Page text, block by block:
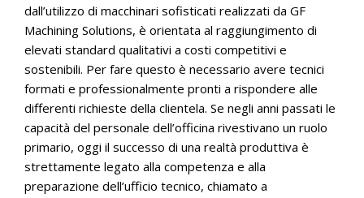
dall’utilizzo di macchinari sofisticati realizzati da GF
Machining Solutions, è orientata al raggiungimento di
elevati standard qualitativi a costi competitivi e
sostenibili. Per fare questo è necessario avere tecnici
formati e professionalmente pronti a rispondere alle
differenti richieste della clientela. Se negli anni passati le
capacità del personale dell’officina rivestivano un ruolo
primario, oggi il successo di una realtà produttiva è
strettamente legato alla competenza e alla
preparazione dell’ufficio tecnico, chiamato a